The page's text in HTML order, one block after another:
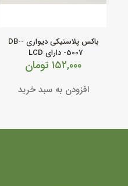
باکس پلاستیکی دیواری -DB-
5007- دارای LCD
۱۵۲,۰۰۰ تومان
افزودن به سبد خرید